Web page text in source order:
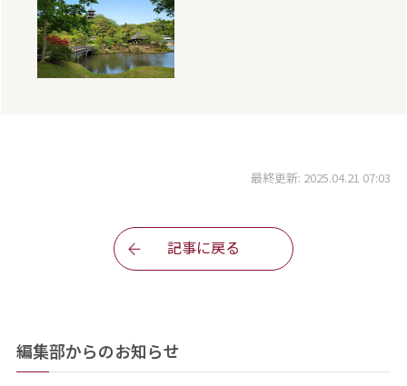
最終更新: 2025.04.21 07:03
記事に戻る
編集部からのお知らせ